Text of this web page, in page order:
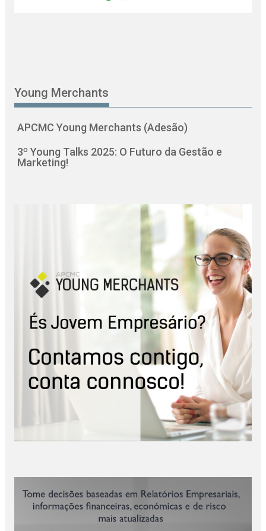
Young Merchants
APCMC Young Merchants (Adesão)
3º Young Talks 2025: O Futuro da Gestão e
Marketing!